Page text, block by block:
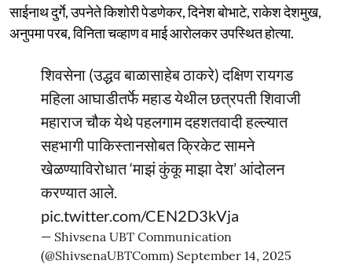
साईनाथ दुर्गे, उपनेते किशोरी पेडणेकर, दिनेश बोभाटे, राकेश देशमुख,
अनुपमा परब, विनिता चव्हाण व माई आरोलकर उपस्थित होत्या.
शिवसेना (उद्धव बाळासाहेब ठाकरे) दक्षिण रायगड
महिला आघाडीतर्फे महाड येथील छत्रपती शिवाजी
महाराज चौक येथे पहलगाम दहशतवादी हल्ल्यात
सहभागी पाकिस्तानसोबत क्रिकेट सामने
खेळण्याविरोधात ‘माझं कुंकू माझा देश’ आंदोलन
करण्यात आले.
pic.twitter.com/CEN2D3kVja
— Shivsena UBT Communication
(@ShivsenaUBTComm) September 14, 2025